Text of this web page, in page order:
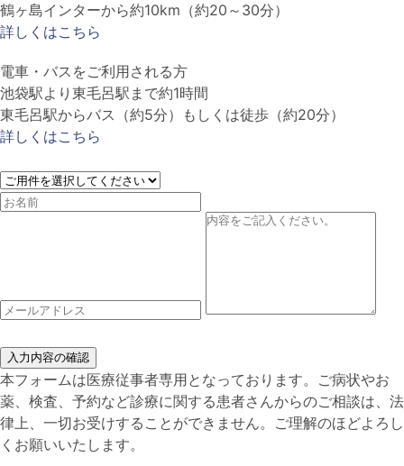
鶴ヶ島インターから約10km（約20～30分）
詳しくはこちら
電車・バスをご利用される方
池袋駅より東毛呂駅まで約1時間
東毛呂駅からバス（約5分）もしくは徒歩（約20分）
詳しくはこちら
入力内容の確認
本フォームは医療従事者専用となっております。ご病状やお
薬、検査、予約など診療に関する患者さんからのご相談は、法
律上、一切お受けすることができません。ご理解のほどよろし
くお願いいたします。